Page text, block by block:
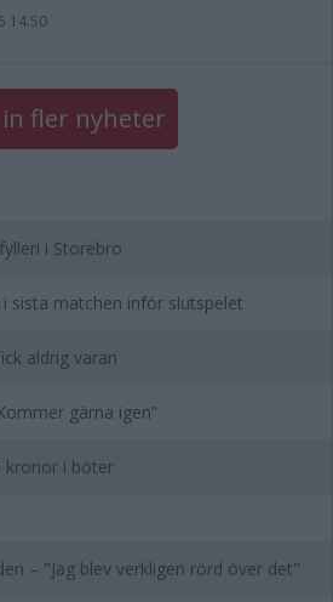
14.50
in fler nyheter
i Storebro
sista matchen inför slutspelet
aldrig varan
gärna igen”
kronor i böter
– "Jag blev verkligen rörd över det"